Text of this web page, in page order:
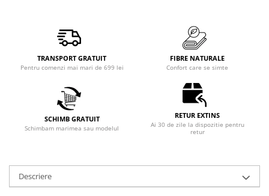
TRANSPORT GRATUIT
Pentru comenzi mai mari de 699 lei
FIBRE NATURALE
Confort care se simte
SCHIMB GRATUIT
Schimbam marimea sau modelul
RETUR EXTINS
Ai 30 de zile la dispozitie pentru
retur
Descriere